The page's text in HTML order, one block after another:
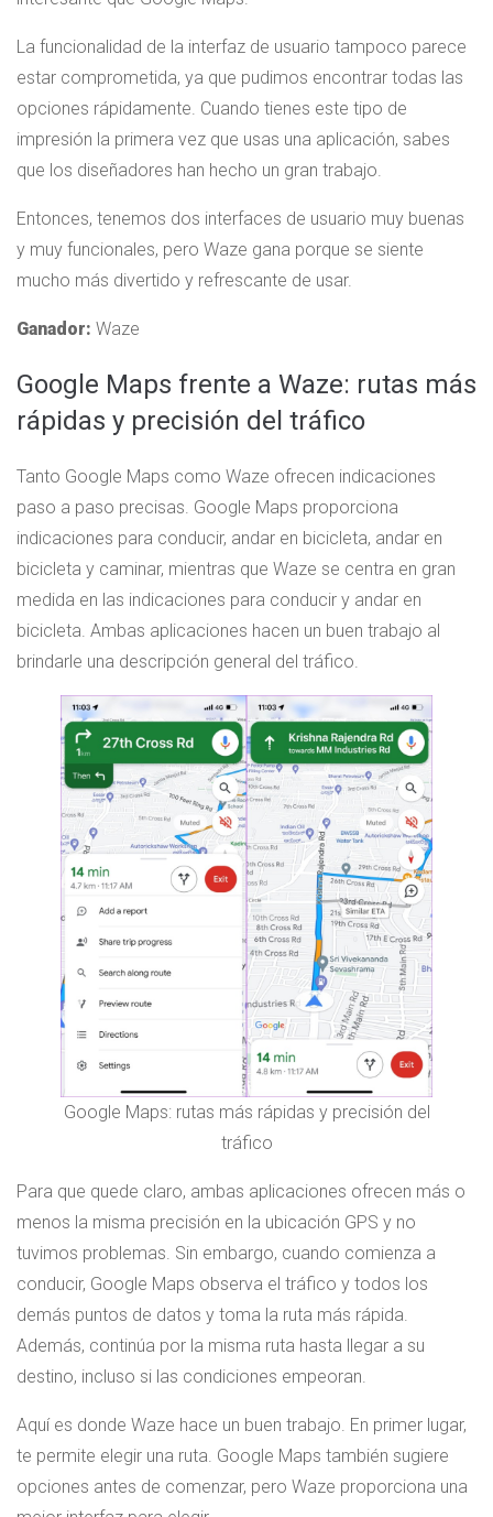
La funcionalidad de la interfaz de usuario tampoco parece
estar comprometida, ya que pudimos encontrar todas las
opciones rápidamente. Cuando tienes este tipo de
impresión la primera vez que usas una aplicación, sabes
que los diseñadores han hecho un gran trabajo.
Entonces, tenemos dos interfaces de usuario muy buenas
y muy funcionales, pero Waze gana porque se siente
mucho más divertido y refrescante de usar.
Ganador: Waze
Google Maps frente a Waze: rutas más
rápidas y precisión del tráfico
Tanto Google Maps como Waze ofrecen indicaciones
paso a paso precisas. Google Maps proporciona
indicaciones para conducir, andar en bicicleta, andar en
bicicleta y caminar, mientras que Waze se centra en gran
medida en las indicaciones para conducir y andar en
bicicleta. Ambas aplicaciones hacen un buen trabajo al
brindarle una descripción general del tráfico.
Google Maps: rutas más rápidas y precisión del
tráfico
Para que quede claro, ambas aplicaciones ofrecen más o
menos la misma precisión en la ubicación GPS y no
tuvimos problemas. Sin embargo, cuando comienza a
conducir, Google Maps observa el tráfico y todos los
demás puntos de datos y toma la ruta más rápida.
Además, continúa por la misma ruta hasta llegar a su
destino, incluso si las condiciones empeoran.
Aquí es donde Waze hace un buen trabajo. En primer lugar,
te permite elegir una ruta. Google Maps también sugiere
opciones antes de comenzar, pero Waze proporciona una